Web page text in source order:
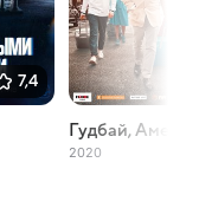
7,4
Гудбай,
2020